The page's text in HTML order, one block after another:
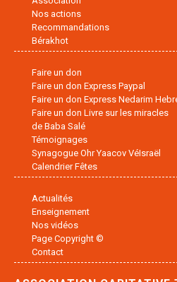
Nos actions
Recommandations
Bérakhot
Faire un don
Faire un don Express Paypal
Faire un don Express Nedarim
Faire un don Livre sur les miracles
de Baba Salé
Témoignages
Synagogue Ohr Yaacov VéIsraël
Calendrier Fêtes
Actualités
Enseignement
Nos vidéos
Page Copyright ©
Contact